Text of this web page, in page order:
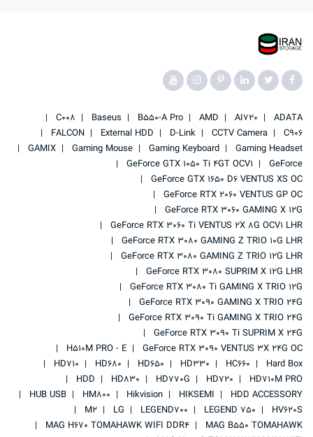
ADATA
AI720
AMD
B550-A Pro
Baseus
C008
C906
CCTV Camera
D-Link
External HDD
FALCON
Gaming Headset
Gaming Keyboard
Gaming Mouse
GAMIX
GeForce
GeForce GTX 1050 Ti 4GT OCV1
GeForce GTX 1650 D6 VENTUS XS OC
GeForce RTX 2060 VENTUS GP OC
GeForce RTX 3060 GAMING X 12G
GeForce RTX 3060 Ti VENTUS 2X 8G OCV1 LHR
GeForce RTX 3080 GAMING Z TRIO 10G LHR
GeForce RTX 3080 GAMING Z TRIO 12G LHR
GeForce RTX 3080 SUPRIM X 12G LHR
GeForce RTX 3080 Ti GAMING X TRIO 12G
GeForce RTX 3090 GAMING X TRIO 24G
GeForce RTX 3090 Ti GAMING X TRIO 24G
GeForce RTX 3090 Ti SUPRIM X 24G
GeForce RTX 3090 VENTUS 3X 24G OC
H510M PRO - E
Hard Box
HC660
HD330
HD650
HD680
HD710
HD710M PRO
HD720
HD770G
HD830
HDD
HDD ACCESSORY
HIKSEMI
Hikvision
HM800
HUB USB
HV620S
LEGEND 750
LEGEND700
LG
M2
MAG B550 TOMAHAWK
MAG H670 TOMAHAWK WIFI DDR4